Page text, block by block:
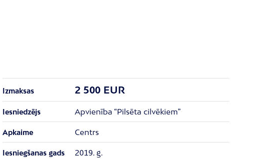
Izmaksas 2 500 EUR
Iesniedzējs Apvienība “Pilsēta cilvēkiem”
Apkaime Centrs
Iesniegšanas gads 2019. g.